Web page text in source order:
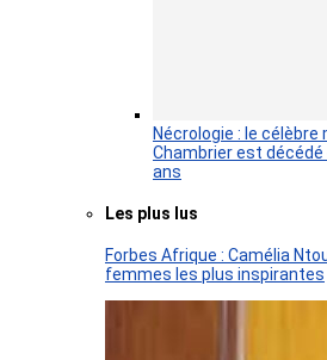
Nécrologie : le
Chambrier est
ans
Les plus lus
Forbes Afrique : Camélia
femmes les plus inspirantes